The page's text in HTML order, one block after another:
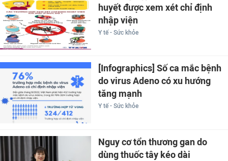
huyết được xem xét chỉ định
nhập viện
Y tế - Sức khỏe
[Infographics] Số ca mắc bệnh
do virus Adeno có xu hướng
tăng mạnh
Y tế - Sức khỏe
Nguy cơ tổn thương gan do
dùng thuốc tây kéo dài